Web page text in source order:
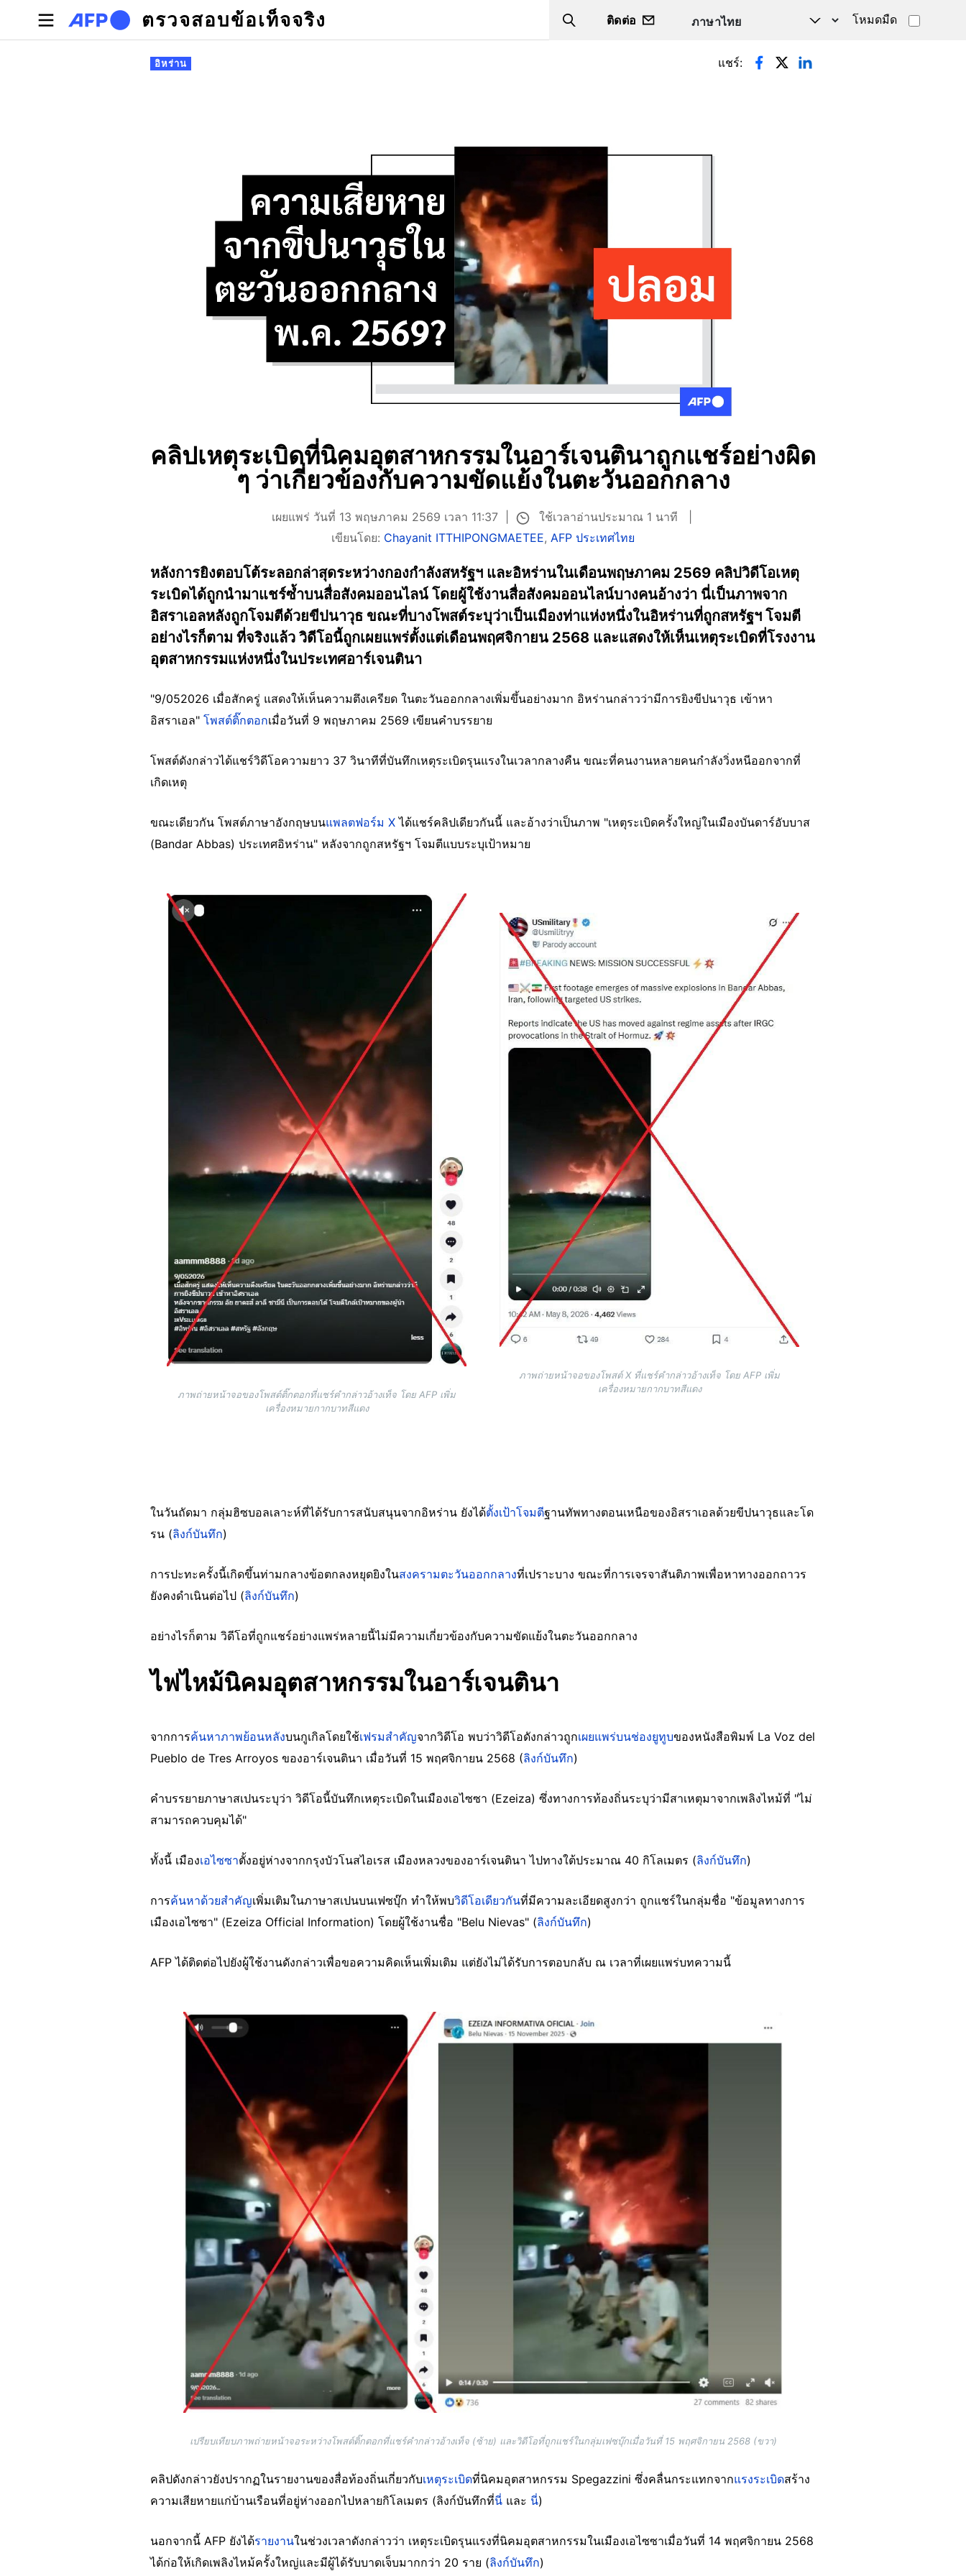
Skip to main content
ตรวจสอบข้อเท็จจริง Search
ติดต่อ โหมดมืด
Primary tabs
อิหร่าน แชร์:
คลิปเหตุระเบิดที่นิคมอุตสาหกรรมในอาร์เจนตินาถูกแชร์อย่างผิด
ๆ ว่าเกี่ยวข้องกับความขัดแย้งในตะวันออกกลาง
เผยแพร่ วันที่ 13 พฤษภาคม 2569 เวลา 11:37
ใช้เวลาอ่านประมาณ 1 นาที
เขียนโดย: Chayanit ITTHIPONGMAETEE, AFP ประเทศไทย
หลังการยิงตอบโต้ระลอกล่าสุดระหว่างกองกำลังสหรัฐฯ และอิหร่านในเดือนพฤษภาคม 2569 คลิปวิดีโอเหตุ
ระเบิดได้ถูกนำมาแชร์ซ้ำบนสื่อสังคมออนไลน์ โดยผู้ใช้งานสื่อสังคมออนไลน์บางคนอ้างว่า นี่เป็นภาพจาก
อิสราเอลหลังถูกโจมตีด้วยขีปนาวุธ ขณะที่บางโพสต์ระบุว่าเป็นเมืองท่าแห่งหนึ่งในอิหร่านที่ถูกสหรัฐฯ โจมตี
อย่างไรก็ตาม ที่จริงแล้ว วิดีโอนี้ถูกเผยแพร่ตั้งแต่เดือนพฤศจิกายน 2568 และแสดงให้เห็นเหตุระเบิดที่โรงงาน
อุตสาหกรรมแห่งหนึ่งในประเทศอาร์เจนตินา
"9/052026 เมื่อสักครู่ แสดงให้เห็นความตึงเครียด ในตะวันออกกลางเพิ่มขึ้นอย่างมาก อิหร่านกล่าวว่ามีการยิงขีปนาวุธ เข้าหา
อิสราเอล" โพสต์ติ๊กตอกเมื่อวันที่ 9 พฤษภาคม 2569 เขียนคำบรรยาย
โพสต์ดังกล่าวได้แชร์วิดีโอความยาว 37 วินาทีที่บันทึกเหตุระเบิดรุนแรงในเวลากลางคืน ขณะที่คนงานหลายคนกำลังวิ่งหนีออกจากที่
เกิดเหตุ
ขณะเดียวกัน โพสต์ภาษาอังกฤษบนแพลตฟอร์ม X ได้แชร์คลิปเดียวกันนี้ และอ้างว่าเป็นภาพ "เหตุระเบิดครั้งใหญ่ในเมืองบันดาร์อับบาส
(Bandar Abbas) ประเทศอิหร่าน" หลังจากถูกสหรัฐฯ โจมตีแบบระบุเป้าหมาย
Image
ภาพถ่ายหน้าจอของโพสต์ติ๊กตอกที่แชร์คำกล่าวอ้างเท็จ โดย AFP เพิ่ม
เครื่องหมายกากบาทสีแดง
Image
ภาพถ่ายหน้าจอของโพสต์ X ที่แชร์คำกล่าวอ้างเท็จ โดย AFP เพิ่ม
เครื่องหมายกากบาทสีแดง
ในวันถัดมา กลุ่มฮิซบอลเลาะห์ที่ได้รับการสนับสนุนจากอิหร่าน ยังได้ตั้งเป้าโจมตีฐานทัพทางตอนเหนือของอิสราเอลด้วยขีปนาวุธและโด
รน (ลิงก์บันทึก)
การปะทะครั้งนี้เกิดขึ้นท่ามกลางข้อตกลงหยุดยิงในสงครามตะวันออกกลางที่เปราะบาง ขณะที่การเจรจาสันติภาพเพื่อหาทางออกถาวร
ยังคงดำเนินต่อไป (ลิงก์บันทึก)
อย่างไรก็ตาม วิดีโอที่ถูกแชร์อย่างแพร่หลายนี้ไม่มีความเกี่ยวข้องกับความขัดแย้งในตะวันออกกลาง
ไฟไหม้นิคมอุตสาหกรรมในอาร์เจนตินา
จากการค้นหาภาพย้อนหลังบนกูเกิลโดยใช้เฟรมสำคัญจากวิดีโอ พบว่าวิดีโอดังกล่าวถูกเผยแพร่บนช่องยูทูบของหนังสือพิมพ์ La Voz del
Pueblo de Tres Arroyos ของอาร์เจนตินา เมื่อวันที่ 15 พฤศจิกายน 2568 (ลิงก์บันทึก)
คำบรรยายภาษาสเปนระบุว่า วิดีโอนี้บันทึกเหตุระเบิดในเมืองเอไซซา (Ezeiza) ซึ่งทางการท้องถิ่นระบุว่ามีสาเหตุมาจากเพลิงไหม้ที่ "ไม่
สามารถควบคุมได้"
ทั้งนี้ เมืองเอไซซาตั้งอยู่ห่างจากกรุงบัวโนสไอเรส เมืองหลวงของอาร์เจนตินา ไปทางใต้ประมาณ 40 กิโลเมตร (ลิงก์บันทึก)
การค้นหาด้วยสำคัญเพิ่มเติมในภาษาสเปนบนเฟซบุ๊ก ทำให้พบวิดีโอเดียวกันที่มีความละเอียดสูงกว่า ถูกแชร์ในกลุ่มชื่อ "ข้อมูลทางการ
เมืองเอไซซา" (Ezeiza Official Information) โดยผู้ใช้งานชื่อ "Belu Nievas" (ลิงก์บันทึก)
AFP ได้ติดต่อไปยังผู้ใช้งานดังกล่าวเพื่อขอความคิดเห็นเพิ่มเติม แต่ยังไม่ได้รับการตอบกลับ ณ เวลาที่เผยแพร่บทความนี้
Image
เปรียบเทียบภาพถ่ายหน้าจอระหว่างโพสต์ติ๊กตอกที่แชร์คำกล่าวอ้างเท็จ (ซ้าย) และวิดีโอที่ถูกแชร์ในกลุ่มเฟซบุ๊กเมื่อวันที่ 15 พฤศจิกายน 2568 (ขวา)
คลิปดังกล่าวยังปรากฏในรายงานของสื่อท้องถิ่นเกี่ยวกับเหตุระเบิดที่นิคมอุตสาหกรรม Spegazzini ซึ่งคลื่นกระแทกจากแรงระเบิดสร้าง
ความเสียหายแก่บ้านเรือนที่อยู่ห่างออกไปหลายกิโลเมตร (ลิงก์บันทึกที่นี่ และ นี่)
นอกจากนี้ AFP ยังได้รายงานในช่วงเวลาดังกล่าวว่า เหตุระเบิดรุนแรงที่นิคมอุตสาหกรรมในเมืองเอไซซาเมื่อวันที่ 14 พฤศจิกายน 2568
ได้ก่อให้เกิดเพลิงไหม้ครั้งใหญ่และมีผู้ได้รับบาดเจ็บมากกว่า 20 ราย (ลิงก์บันทึก)